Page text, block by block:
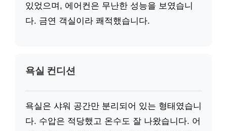
있었으며, 에어컨은 무난한 성능을 보였습니
다. 금연 객실이라 쾌적했습니다.
욕실 컨디션
욕실은 샤워 공간만 분리되어 있는 형태였습니
다. 수압은 적당했고 온수도 잘 나왔습니다. 어